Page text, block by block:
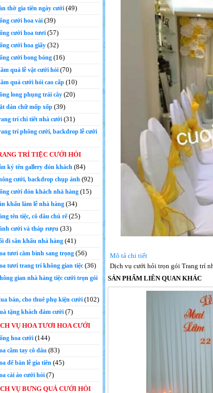
thờ gia tiên ngày cưới (49)
cưới hoa vải (39)
cưới hoa tươi (57)
cưới hoa giấy (32)
cưới bong bóng (16)
quả lễ vật cưới hỏi (70)
quả cưới hỏi cao cấp (10)
long phụng trái cây (20)
dán chữ mốp xốp (39)
trí chi tiết nhà cưới (31)
trí phông cưới, backdrop lễ cưới
TRÍ TIỆC CƯỚI HỎI
ký tên gallery đón khách (84)
cưới, backdrop chụp ảnh (92)
cưới đón khách nhà hàng (15)
khấu làm lễ nhà hàng (34)
tên tiệc, cô dâu chú rể(25)
cưới và tháp rượu (33)
đi sân khấu nhà hàng (41)
tươi cắm bình sang trọng (56)
tươi trang trí không gian tiệc (36)
gian nhà hàng tiệc cưới trọn gói
bán, cho thuê phụ kiện cưới (102)
tặng khách đám cưới (7)
VỤ HOA TƯƠI HOA CƯỚI
hoa cưới (144)
cầm tay cô dâu(83)
để bàn lễ gia tiên (45)
cài áo cưới hỏi (7)
VỤ BƯNG QUẢ CƯỚI HỎI
Mô tả chi tiết
Dịch vụ cưới hỏi trọn gói Trang trí
SẢN PHẨM LIÊN QUAN KHÁC